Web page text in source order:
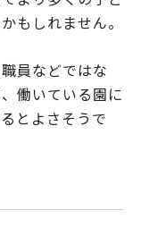
もしれません。
員などではな
働いている園に
とよさそうで